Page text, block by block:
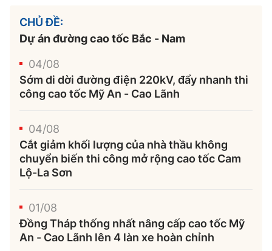
CHỦ ĐỀ:
Dự án đường cao tốc Bắc - Nam
04/08
Sớm di dời đường điện 220kV, đẩy nhanh thi
công cao tốc Mỹ An - Cao Lãnh
04/08
Cắt giảm khối lượng của nhà thầu không
chuyển biến thi công mở rộng cao tốc Cam
Lộ-La Sơn
01/08
Đồng Tháp thống nhất nâng cấp cao tốc Mỹ
An - Cao Lãnh lên 4 làn xe hoàn chỉnh